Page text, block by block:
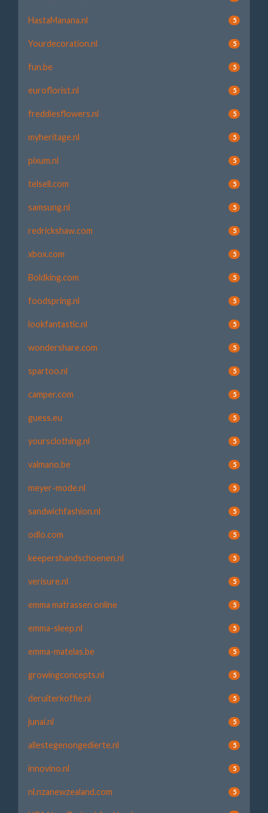
HastaManana.nl 5
Yourdecoration.nl 5
fun.be 5
euroflorist.nl 5
freddiesflowers.nl 5
myheritage.nl 5
pixum.nl 5
telsell.com 5
samsung.nl 5
redrickshaw.com 5
xbox.com 5
Boldking.com 5
foodspring.nl 5
lookfantastic.nl 5
wondershare.com 5
spartoo.nl 5
camper.com 5
guess.eu 5
yoursclothing.nl 5
valmano.be 5
meyer-mode.nl 5
sandwichfashion.nl 5
odlo.com 5
keepershandschoenen.nl 5
verisure.nl 5
emma matrassen online 5
emma-sleep.nl 5
emma-matelas.be 5
growingconcepts.nl 5
deruiterkoffie.nl 5
junai.nl 5
allestegenongedierte.nl 5
innovino.nl 5
nl.nzanewzealand.com 5